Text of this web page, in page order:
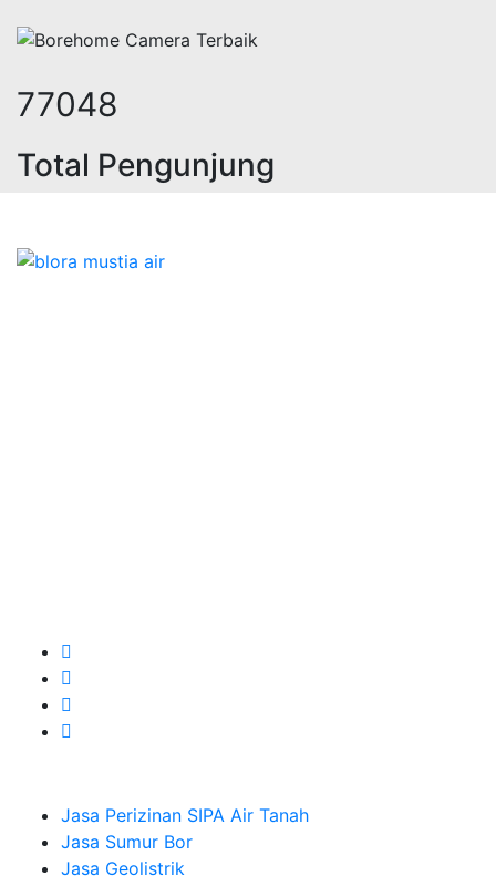
94757
Total Pengunjung
Jasa Perizinan SIPA Air Tanah
Jasa Sumur Bor
Jasa Geolistrik